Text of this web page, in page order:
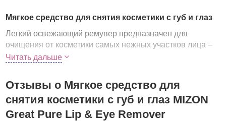
Мягкое средство для снятия косметики с губ и глаз
Легкий освежающий ремувер предназначен для
очищения от косметики самых нежных участков лица –
глаз и губ. Мягкая гипоаллергенная формула действует
В составе средстварастительные экстракты,
которые оказывают благотворное воздействие на
состояние кожи: увлажняют и успокаивают ее,
витаминизируют,оказывают антиоксидантную защиту,
Читать дальше
Отзывы о Мягкое средство для
снятия косметики с губ и глаз MIZON
Great Pure Lip & Eye Remover